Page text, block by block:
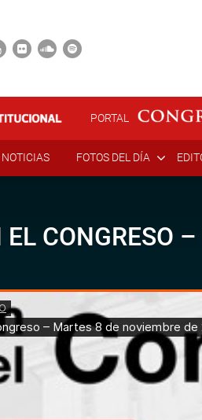
PORTAL
NOTICIAS FOTOS DEL DÍA
CONGRESO